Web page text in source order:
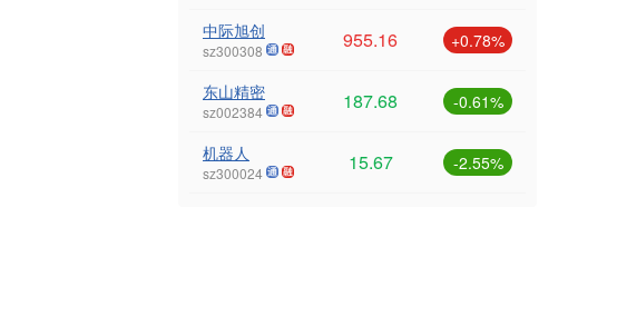
中际旭创
sz300308 955.16 +0.78%
东山精密
sz002384 187.68 -0.61%
机器人
sz300024 15.67 -2.55%